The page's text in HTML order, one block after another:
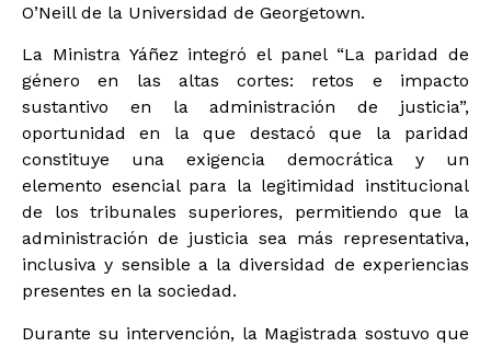
O’Neill de la Universidad de Georgetown.
La Ministra Yáñez integró el panel “La paridad de
género en las altas cortes: retos e impacto
sustantivo en la administración de justicia”,
oportunidad en la que destacó que la paridad
constituye una exigencia democrática y un
elemento esencial para la legitimidad institucional
de los tribunales superiores, permitiendo que la
administración de justicia sea más representativa,
inclusiva y sensible a la diversidad de experiencias
presentes en la sociedad.
Durante su intervención, la Magistrada sostuvo que